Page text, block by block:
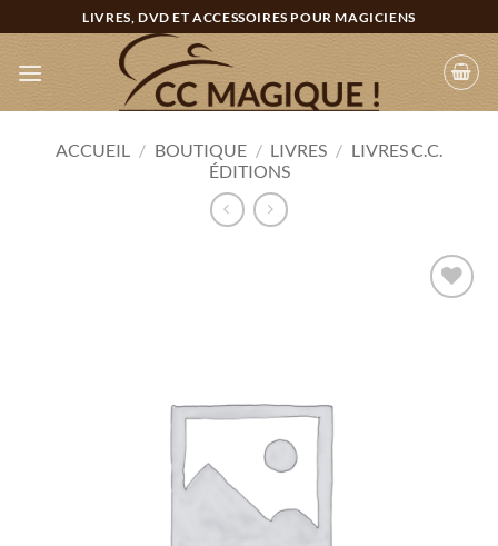
au
contenu
LIVRES, DVD ET ACCESSOIRES POUR MAGICIENS
ACCUEIL / BOUTIQUE / LIVRES / LIVRES C.C.
ÉDITIONS